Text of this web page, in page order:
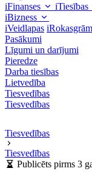
iFinanses
iTiesības
iBizness
iVeidlapas
Pasākumi
Līgumi un darījumi
Pieredze
Darba tiesības
Lietvedība
Tiesvedības
Tiesvedības
Tiesvedības
Tiesvedības
Publicēts pirms 3